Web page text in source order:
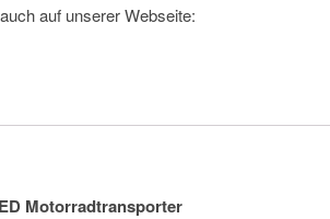
auf unserer Webseite:
Motorradtransporter